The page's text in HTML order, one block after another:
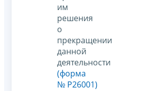
им
решения
о
прекращении
данной
деятельности
(форма
№ Р26001)